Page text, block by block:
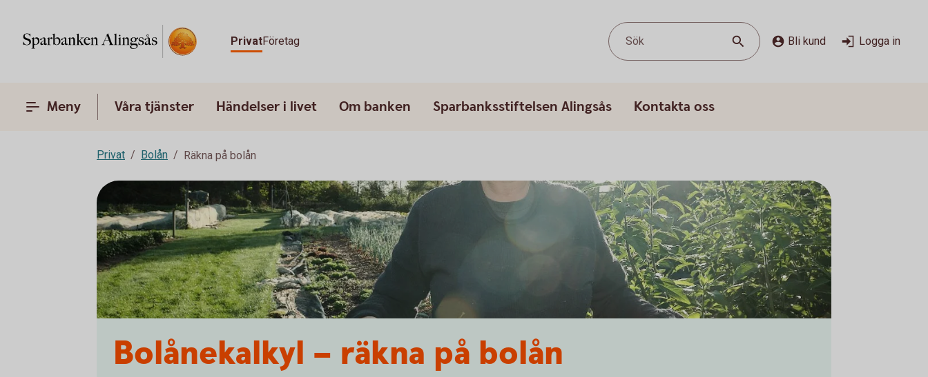
PrivatFöretag Sök Bli kund Logga in
Meny Våra tjänster Händelser i livet Om banken Sparbanksstiftelsen Alingsås Kontakta oss
Privat Bolån Räkna på bolån
Bolånekalkyl – räkna på bolån